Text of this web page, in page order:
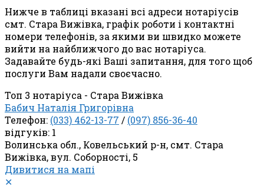
Нижче в таблиці вказані всі адреси нотаріусів
смт. Стара Вижівка, графік роботи і контактні
номери телефонів, за якими ви швидко можете
вийти на найближчого до вас нотаріуса.
Задавайте будь-які Ваші запитання, для того щоб
послуги Вам надали своєчасно.
Топ 3 нотаріуса - Стара Вижівка
Бабич Наталія Григорівна
Телефон: (033) 462-13-77 / (097) 856-36-40
відгуків: 1
Волинська обл., Ковельський р-н, смт. Стара
Вижівка, вул. Соборності, 5
Дивитися на мапі
✕